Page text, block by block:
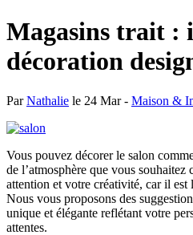
Magasins trait :
décoration
ParNathalie le 24 Mar - Maison &
Vous pouvez décorer le salon
de l’atmosphère que vous
attention et votre créativité, car il
Nous vous proposons des
unique et élégante reflétant votre
attentes.